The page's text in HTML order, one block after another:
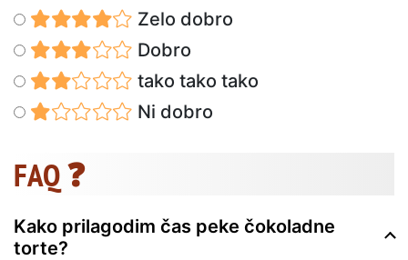
Zelo dobro
Dobro
tako tako tako
Ni dobro
FAQ ❓
Kako prilagodim čas peke čokoladne
torte?